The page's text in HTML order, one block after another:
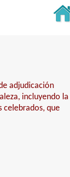
adjudicación
incluyendo la
celebrados, que